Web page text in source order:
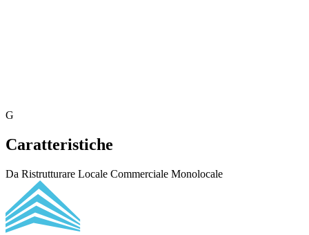
G
Caratteristiche
Da Ristrutturare Locale Commerciale Monolocale